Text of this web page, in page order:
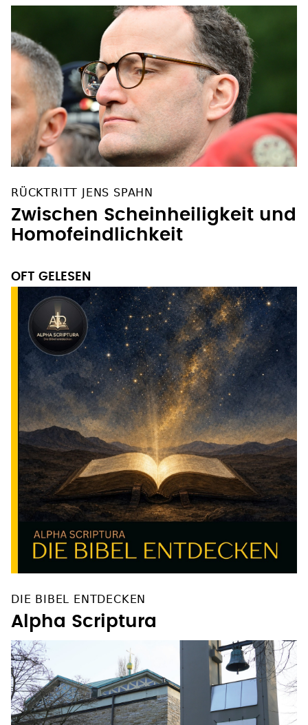
RÜCKTRITT JENS SPAHN
Zwischen Scheinheiligkeit und
Homofeindlichkeit
OFT GELESEN
DIE BIBEL ENTDECKEN
Alpha Scriptura